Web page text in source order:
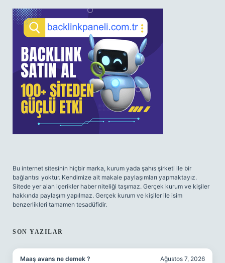
SIDEBAR
Bu internet sitesinin hiçbir marka, kurum yada şahıs şirketi ile bir
bağlantısı yoktur. Kendimize ait makale paylaşımları yapmaktayız.
Sitede yer alan içerikler haber niteliği taşımaz. Gerçek kurum ve kişiler
hakkında paylaşım yapılmaz. Gerçek kurum ve kişiler ile isim
benzerlikleri tamamen tesadüfidir.
SON YAZILAR
Maaş avans ne demek ? Ağustos 7, 2026